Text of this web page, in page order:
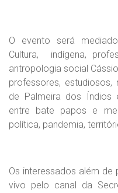
O evento será
Cultura, indígena,
antropologia social
professores, estudiosos,
de Palmeira dos Índios
entre bate papos e
política, pandemia,
Os interessados além de
vivo pelo canal da